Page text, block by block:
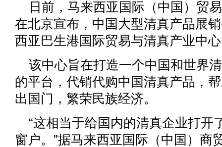
日前，马来西亚国际（中国）贸
在北京宣布，中国大型清真产品展
西亚巴生港国际贸易与清真产业中
该中心旨在打造一个中国和世界
的平台，代销代购中国清真产品，
出国门，繁荣民族经济。
“这相当于给国内的清真企业打开
窗户。”据马来西亚国际（中国）商